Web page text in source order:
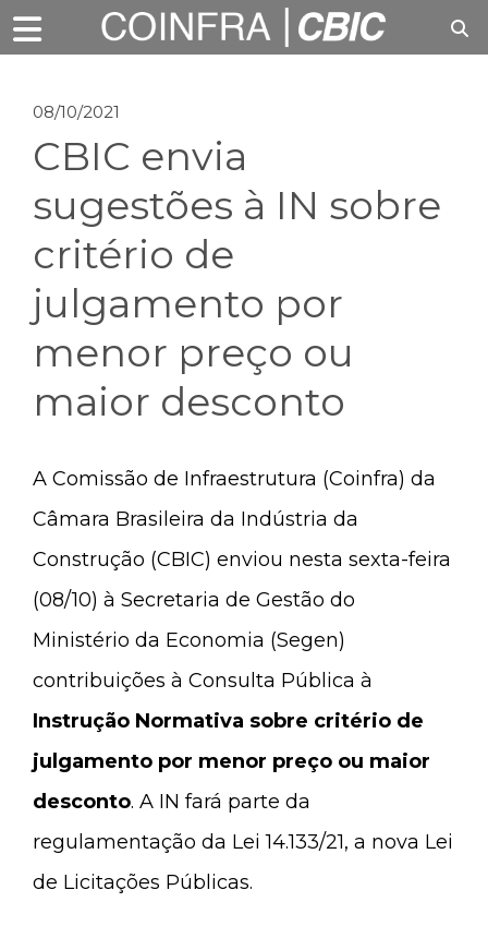
08/10/2021
CBIC envia
sugestões à IN sobre
critério de
julgamento por
menor preço ou
maior desconto
A Comissão de Infraestrutura (Coinfra) da
Câmara Brasileira da Indústria da
Construção (CBIC) enviou nesta sexta-feira
(08/10) à Secretaria de Gestão do
Ministério da Economia (Segen)
contribuições à Consulta Pública à
Instrução Normativa sobre critério de
julgamento por menor preço ou maior
desconto. A IN fará parte da
regulamentação da Lei 14.133/21, a nova Lei
de Licitações Públicas.